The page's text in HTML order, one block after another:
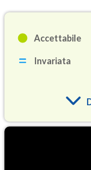
Accettabile
Invariata